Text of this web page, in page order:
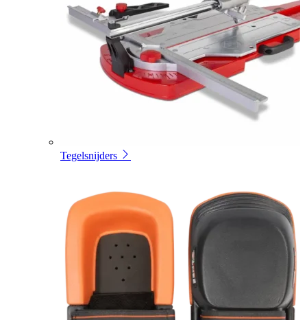
Tegelsnijders